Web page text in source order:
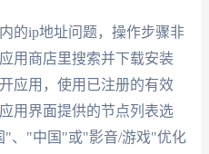
的ip地址问题，操作步骤非
用商店里搜索并下载安装
应用，使用已注册的有效
用界面提供的节点列表选
"、"中国"或"影音/游戏"优化